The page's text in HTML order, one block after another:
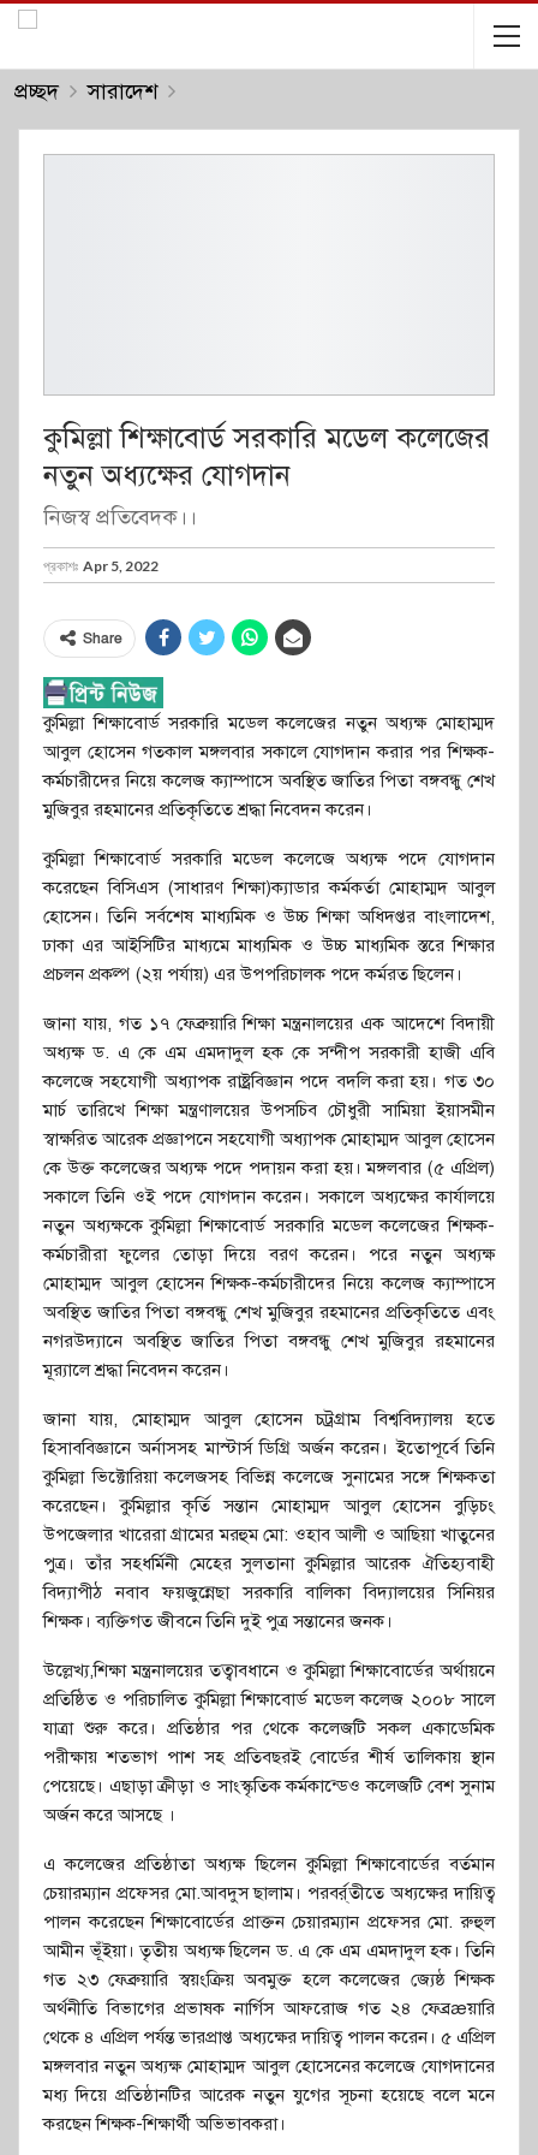
প্রচ্ছদ সারাদেশ
কুমিল্লা শিক্ষাবোর্ড সরকারি মডেল কলেজের
নতুন অধ্যক্ষের যোগদান
নিজস্ব প্রতিবেদক।।
প্রকাশঃ Apr 5, 2022
Share
কুমিল্লা শিক্ষাবোর্ড সরকারি মডেল কলেজের নতুন অধ্যক্ষ মোহাম্মদ
আবুল হোসেন গতকাল মঙ্গলবার সকালে যোগদান করার পর শিক্ষক-
কর্মচারীদের নিয়ে কলেজ ক্যাম্পাসে অবস্থিত জাতির পিতা বঙ্গবন্ধু শেখ
মুজিবুর রহমানের প্রতিকৃতিতে শ্রদ্ধা নিবেদন করেন।
কুমিল্লা শিক্ষাবোর্ড সরকারি মডেল কলেজে অধ্যক্ষ পদে যোগদান
করেছেন বিসিএস (সাধারণ শিক্ষা)ক্যাডার কর্মকর্তা মোহাম্মদ আবুল
হোসেন। তিনি সর্বশেষ মাধ্যমিক ও উচ্চ শিক্ষা অধিদপ্তর বাংলাদেশ,
ঢাকা এর আইসিটির মাধ্যমে মাধ্যমিক ও উচ্চ মাধ্যমিক স্তরে শিক্ষার
প্রচলন প্রকল্প (২য় পর্যায়) এর উপপরিচালক পদে কর্মরত ছিলেন।
জানা যায়, গত ১৭ ফেব্রুয়ারি শিক্ষা মন্ত্রনালয়ের এক আদেশে বিদায়ী
অধ্যক্ষ ড. এ কে এম এমদাদুল হক কে সন্দীপ সরকারী হাজী এবি
কলেজে সহযোগী অধ্যাপক রাষ্ট্রবিজ্ঞান পদে বদলি করা হয়। গত ৩০
মার্চ তারিখে শিক্ষা মন্ত্রণালয়ের উপসচিব চৌধুরী সামিয়া ইয়াসমীন
স্বাক্ষরিত আরেক প্রজ্ঞাপনে সহযোগী অধ্যাপক মোহাম্মদ আবুল হোসেন
কে উক্ত কলেজের অধ্যক্ষ পদে পদায়ন করা হয়। মঙ্গলবার (৫ এপ্রিল)
সকালে তিনি ওই পদে যোগদান করেন। সকালে অধ্যক্ষের কার্যালয়ে
নতুন অধ্যক্ষকে কুমিল্লা শিক্ষাবোর্ড সরকারি মডেল কলেজের শিক্ষক-
কর্মচারীরা ফুলের তোড়া দিয়ে বরণ করেন। পরে নতুন অধ্যক্ষ
মোহাম্মদ আবুল হোসেন শিক্ষক-কর্মচারীদের নিয়ে কলেজ ক্যাম্পাসে
অবস্থিত জাতির পিতা বঙ্গবন্ধু শেখ মুজিবুর রহমানের প্রতিকৃতিতে এবং
নগরউদ্যানে অবস্থিত জাতির পিতা বঙ্গবন্ধু শেখ মুজিবুর রহমানের
মূর‌্যালে শ্রদ্ধা নিবেদন করেন।
জানা যায়, মোহাম্মদ আবুল হোসেন চট্রগ্রাম বিশ্ববিদ্যালয় হতে
হিসাববিজ্ঞানে অর্নাসসহ মাস্টার্স ডিগ্রি অর্জন করেন। ইতোপূর্বে তিনি
কুমিল্লা ভিক্টোরিয়া কলেজসহ বিভিন্ন কলেজে সুনামের সঙ্গে শিক্ষকতা
করেছেন। কুমিল্লার কৃর্তি সন্তান মোহাম্মদ আবুল হোসেন বুড়িচং
উপজেলার খারেরা গ্রামের মরহুম মো: ওহাব আলী ও আছিয়া খাতুনের
পুত্র। তাঁর সহধর্মিনী মেহের সুলতানা কুমিল্লার আরেক ঐতিহ্যবাহী
বিদ্যাপীঠ নবাব ফয়জুন্নেছা সরকারি বালিকা বিদ্যালয়ের সিনিয়র
শিক্ষক। ব্যক্তিগত জীবনে তিনি দুই পুত্র সন্তানের জনক।
উল্লেখ্য,শিক্ষা মন্ত্রনালয়ের তত্বাবধানে ও কুমিল্লা শিক্ষাবোর্ডের অর্থায়নে
প্রতিষ্ঠিত ও পরিচালিত কুমিল্লা শিক্ষাবোর্ড মডেল কলেজ ২০০৮ সালে
যাত্রা শুরু করে। প্রতিষ্ঠার পর থেকে কলেজটি সকল একাডেমিক
পরীক্ষায় শতভাগ পাশ সহ প্রতিবছরই বোর্ডের শীর্ষ তালিকায় স্থান
পেয়েছে। এছাড়া ক্রীড়া ও সাংস্কৃতিক কর্মকান্ডেও কলেজটি বেশ সুনাম
অর্জন করে আসছে ।
এ কলেজের প্রতিষ্ঠাতা অধ্যক্ষ ছিলেন কুমিল্লা শিক্ষাবোর্ডের বর্তমান
চেয়ারম্যান প্রফেসর মো.আবদুস ছালাম। পরবর্র্তীতে অধ্যক্ষের দায়িত্ব
পালন করেছেন শিক্ষাবোর্ডের প্রাক্তন চেয়ারম্যান প্রফেসর মো. রুহুল
আমীন ভূঁইয়া। তৃতীয় অধ্যক্ষ ছিলেন ড. এ কে এম এমদাদুল হক। তিনি
গত ২৩ ফেব্রুয়ারি স্বয়ংক্রিয় অবমুক্ত হলে কলেজের জ্যেষ্ঠ শিক্ষক
অর্থনীতি বিভাগের প্রভাষক নার্গিস আফরোজ গত ২৪ ফেব্রæয়ারি
থেকে ৪ এপ্রিল পর্যন্ত ভারপ্রাপ্ত অধ্যক্ষের দায়িত্ব পালন করেন। ৫ এপ্রিল
মঙ্গলবার নতুন অধ্যক্ষ মোহাম্মদ আবুল হোসেনের কলেজে যোগদানের
মধ্য দিয়ে প্রতিষ্ঠানটির আরেক নতুন যুগের সূচনা হয়েছে বলে মনে
করছেন শিক্ষক-শিক্ষার্থী অভিভাবকরা।